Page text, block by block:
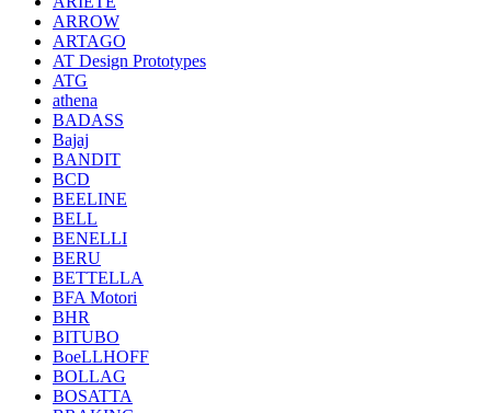
ARROW
ARTAGO
AT Design Prototypes
ATG
athena
BADASS
Bajaj
BANDIT
BCD
BEELINE
BELL
BENELLI
BERU
BETTELLA
BFA Motori
BHR
BITUBO
BoeLLHOFF
BOLLAG
BOSATTA